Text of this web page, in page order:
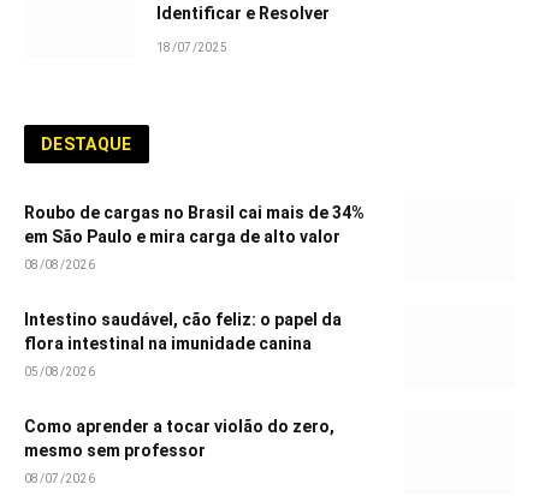
Identificar e Resolver
18/07/2025
DESTAQUE
Roubo de cargas no Brasil cai mais de 34%
em São Paulo e mira carga de alto valor
08/08/2026
Intestino saudável, cão feliz: o papel da
flora intestinal na imunidade canina
05/08/2026
Como aprender a tocar violão do zero,
mesmo sem professor
08/07/2026